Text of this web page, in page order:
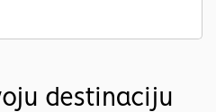
destinaciju